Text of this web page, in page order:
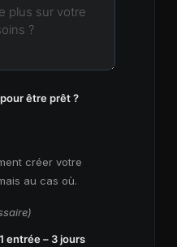
être prêt ?
créer votre
au cas où.
entrée – 3 jours